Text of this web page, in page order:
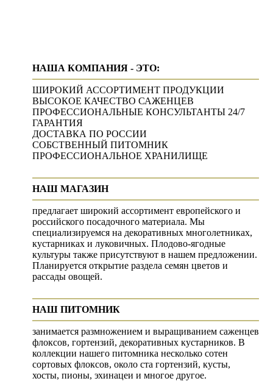
НАША КОМПАНИЯ - ЭТО:
ШИРОКИЙ АССОРТИМЕНТ ПРОДУКЦИИ
ВЫСОКОЕ КАЧЕСТВО САЖЕНЦЕВ
ПРОФЕССИОНАЛЬНЫЕ КОНСУЛЬТАНТЫ 24/7
ГАРАНТИЯ
ДОСТАВКА ПО РОССИИ
СОБСТВЕННЫЙ ПИТОМНИК
ПРОФЕССИОНАЛЬНОЕ ХРАНИЛИЩЕ
НАШ МАГАЗИН
предлагает широкий ассортимент европейского и
российского посадочного материала. Мы
специализируемся на декоративных многолетниках,
кустарниках и луковичных. Плодово-ягодные
культуры также присутствуют в нашем предложении.
Планируется открытие раздела семян цветов и
рассады овощей.
НАШ ПИТОМНИК
занимается размножением и выращиванием саженцев
флоксов, гортензий, декоративных кустарников. В
коллекции нашего питомника несколько сотен
сортовых флоксов, около ста гортензий, кусты,
хосты, пионы, эхинацеи и многое другое.